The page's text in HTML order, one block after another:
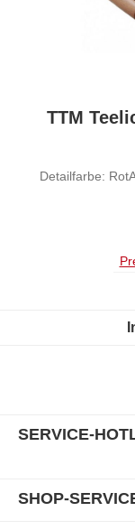
TTM
Detailfarbe:
SERVICE-
SHOP-